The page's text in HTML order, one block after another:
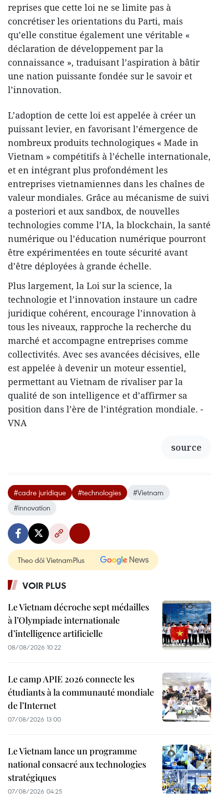
reprises que cette loi ne se limite pas à
concrétiser les orientations du Parti, mais
qu’elle constitue également une véritable «
déclaration de développement par la
connaissance », traduisant l’aspiration à bâtir
une nation puissante fondée sur le savoir et
l’innovation.
L’adoption de cette loi est appelée à créer un
puissant levier, en favorisant l’émergence de
nombreux produits technologiques « Made in
Vietnam » compétitifs à l’échelle internationale,
et en intégrant plus profondément les
entreprises vietnamiennes dans les chaînes de
valeur mondiales. Grâce au mécanisme de suivi
a posteriori et aux sandbox, de nouvelles
technologies comme l’IA, la blockchain, la santé
numérique ou l’éducation numérique pourront
être expérimentées en toute sécurité avant
d’être déployées à grande échelle.
Plus largement, la Loi sur la science, la
technologie et l’innovation instaure un cadre
juridique cohérent, encourage l’innovation à
tous les niveaux, rapproche la recherche du
marché et accompagne entreprises comme
collectivités. Avec ses avancées décisives, elle
est appelée à devenir un moteur essentiel,
permettant au Vietnam de rivaliser par la
qualité de son intelligence et d’affirmer sa
position dans l’ère de l’intégration mondiale. -
VNA
source
#cadre juridique #technologies
#Vietnam
#innovation
Theo dõi VietnamPlus
VOIR PLUS
Le Vietnam décroche sept médailles
à l’Olympiade internationale
d’intelligence artificielle
08/08/2026 10:22
Le camp APIE 2026 connecte les
étudiants à la communauté mondiale
de l’Internet
07/08/2026 13:00
Le Vietnam lance un programme
national consacré aux technologies
stratégiques
07/08/2026 04:25